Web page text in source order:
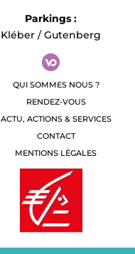
Parkings :
Kléber / Gutenberg
QUI SOMMES NOUS ?
RENDEZ-VOUS
ACTU, ACTIONS & SERVICES
CONTACT
MENTIONS LÉGALES